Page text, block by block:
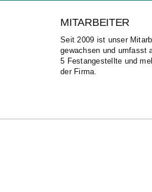
MITARBEITER
Seit 2009 ist unser
gewachsen und umfasst
5 Festangestellte und
der Firma.